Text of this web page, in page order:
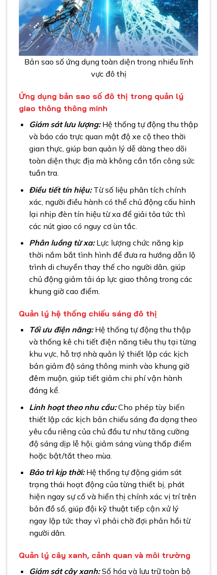
Bản sao số ứng dụng toàn diện trong nhiều lĩnh
vực đô thị
Ứng dụng bản sao số đô thị trong quản lý
giao thông thông minh
Giám sát lưu lượng: Hệ thống tự động thu thập
và báo cáo trực quan mật độ xe cộ theo thời
gian thực, giúp ban quản lý dễ dàng theo dõi
toàn diện thực địa mà không cần tốn công sức
tuần tra.
Điều tiết tín hiệu:Từ số liệu phân tích chính
xác, người điều hành có thể chủ động cấu hình
lại nhịp đèn tín hiệu từ xa để giải tỏa tức thì
các nút giao có nguy cơ ùn tắc.
Phân luồng từ xa:Lực lượng chức năng kịp
thời nắm bắt tình hình để đưa ra hướng dẫn lộ
trình di chuyển thay thế cho người dân, giúp
chủ động giảm tải áp lực giao thông trong các
khung giờ cao điểm.
Quản lý hệ thống chiếu sáng đô thị
Tối ưu điện năng:Hệ thống tự động thu thập
và thống kê chi tiết điện năng tiêu thụ tại từng
khu vực, hỗ trợ nhà quản lý thiết lập các kịch
bản giảm độ sáng thông minh vào khung giờ
đêm muộn, giúp tiết giảm chi phí vận hành
đáng kể.
Linh hoạt theo nhu cầu:Cho phép tùy biến
thiết lập các kịch bản chiếu sáng đa dạng theo
yêu cầu riêng của chủ đầu tư như tăng cường
độ sáng dịp lễ hội, giảm sáng vùng thấp điểm
hoặc bật/tắt theo mùa.
Bảo trì kịp thời: Hệ thống tự động giám sát
trạng thái hoạt động của từng thiết bị, phát
hiện ngay sự cố và hiển thị chính xác vị trí trên
bản đồ số, giúp đội kỹ thuật tiếp cận xử lý
ngay lập tức thay vì phải chờ đợi phản hồi từ
người dân.
Quản lý cây xanh, cảnh quan và môi trường
Giám sát cây xanh:Số hóa và lưu trữ toàn bộ